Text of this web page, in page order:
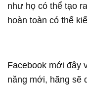
như họ có thể tạo
hoàn toàn có thể
Facebook mới đây
năng mới, hãng sẽ